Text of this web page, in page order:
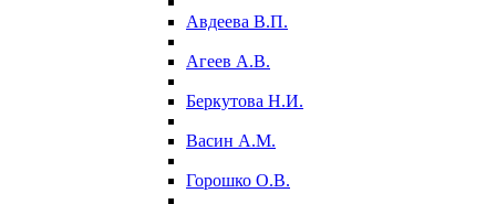
Авдеева В.П.
Агеев А.В.
Беркутова Н.И.
Васин А.М.
Горошко О.В.